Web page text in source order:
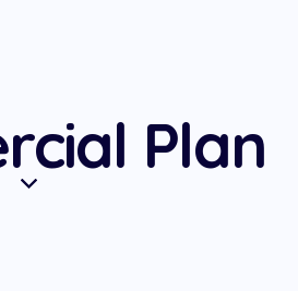
Plan